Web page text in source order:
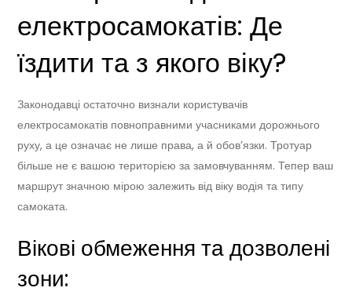
електросамокатів: Де
їздити та з якого віку?
Законодавці остаточно визнали користувачів
електросамокатів повноправними учасниками дорожнього
руху, а це означає не лише права, а й обов’язки. Тротуар
більше не є вашою територією за замовчуванням. Тепер ваш
маршрут значною мірою залежить від віку водія та типу
самоката.
Вікові обмеження та дозволені
зони: